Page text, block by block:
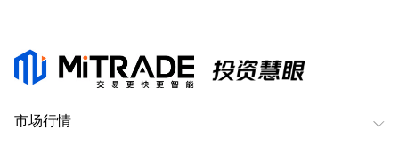
市场行情